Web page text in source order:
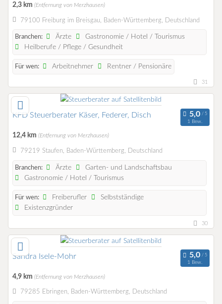
2,3 km (Entfernung von Merzhausen)
79100 Freiburg im Breisgau, Baden-Württemberg, Deutschland
Branchen: Ärzte
Gastronomie / Hotel / Tourismus
Heilberufe / Pflege / Gesundheit
Für wen: Arbeitnehmer Rentner / Pensionäre
31
KFD Steuerberater Käser, Federer, Disch
1 Bew.
12,4 km (Entfernung von Merzhausen)
79219 Staufen, Baden-Württemberg, Deutschland
Branchen: Ärzte
Garten- und Landschaftsbau
Gastronomie / Hotel / Tourismus
Für wen: Freiberufler
Selbstständige
Existenzgründer
30
Sandra Isele-Mohr
1 Bew.
4,9 km (Entfernung von Merzhausen)
79285 Ebringen, Baden-Württemberg, Deutschland